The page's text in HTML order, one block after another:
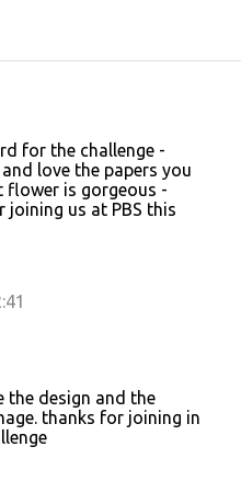
for the challenge -
love the papers you
flower is gorgeous -
joining us at PBS this
the design and the
thanks for joining in